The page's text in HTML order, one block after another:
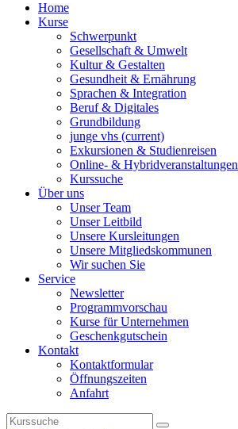
Home
Kurse
Schwerpunkt
Gesellschaft & Umwelt
Kultur & Gestalten
Gesundheit & Ernährung
Sprachen & Integration
Beruf & Digitales
Grundbildung
junge vhs (current)
Exkursionen & Studienreisen
Online- & Hybridveranstaltungen
Kurssuche
Über uns
Unser Team
Unser Leitbild
Unsere Kursleitungen
Unsere Mitgliedskommunen
Wir suchen Sie
Service
Newsletter
Programmvorschau
Kurse für Unternehmen
Geschenkgutschein
Kontakt
Kontaktformular
Öffnungszeiten
Anfahrt